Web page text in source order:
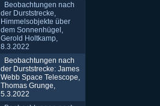
Beobachtungen nach
der Durststrecke,
Himmelsobjekte über
dem Sonnenhügel,
Gerold Holtkamp,
8.3.2022
Beobachtungen nach
der Durststrecke: James
Webb Space Telescope,
Thomas Grunge,
5.3.2022